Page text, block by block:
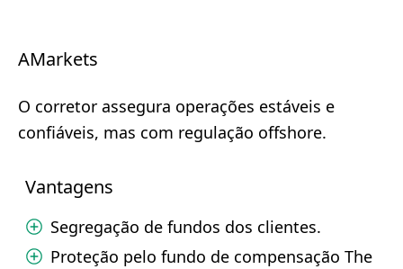
AMarkets
O corretor assegura operações estáveis e
confiáveis, mas com regulação offshore.
Vantagens
Segregação de fundos dos clientes.
Proteção pelo fundo de compensação The